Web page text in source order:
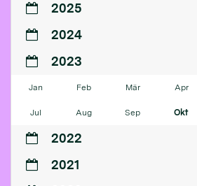
2025
2024
2023
Jan Feb Mär Apr
Jul Aug Sep Okt
2022
2021